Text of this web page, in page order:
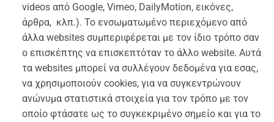
videos από Google, Vimeo, DailyMotion, εικόνες,
άρθρα, κλπ.). Το ενσωματωμένο περιεχόμενο από
άλλα websites συμπεριφέρεται με τον ίδιο τρόπο σαν
ο επισκέπτης να επισκεπτόταν το άλλο website. Αυτά
τα websites μπορεί να συλλέγουν δεδομένα για εσας,
να χρησιμοποιούν cookies, για να συγκεντρώνουν
ανώνυμα στατιστικά στοιχεία για τον τρόπο με τον
οποίο φτάσατε ως το συγκεκριμένο σημείο και για το